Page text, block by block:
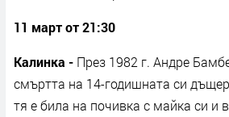
11 март от 21:30
Калинка - През 1982 г. Андре
смъртта на 14-годишната си
тя е била на почивка с майка си и